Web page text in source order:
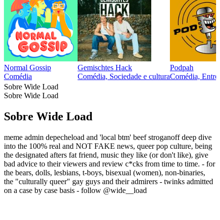
Normal Gossip
Comédia
Gemischtes Hack
Comédia, Sociedade e cultura
Podpah
Comédia,
Sobre Wide Load
Sobre Wide Load
Sobre Wide Load
meme admin depecheload and 'local btm' beef stroganoff deep dive
into the 100% real and NOT FAKE news, queer pop culture, being
the designated afters fat friend, music they like (or don't like), give
bad advice to their viewers and review c*cks from time to time. - for
the bears, dolls, lesbians, t-boys, bisexual (women), non-binaries,
the "culturally queer" gay guys and their admirers - twinks admitted
on a case by case basis - follow @wide__load